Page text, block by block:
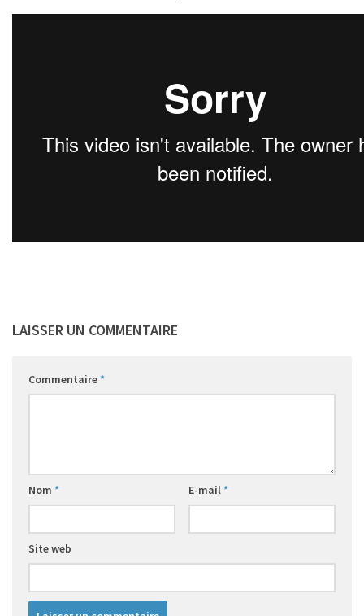
LAISSER UN COMMENTAIRE
Commentaire*
Nom * E-mail *
Site web